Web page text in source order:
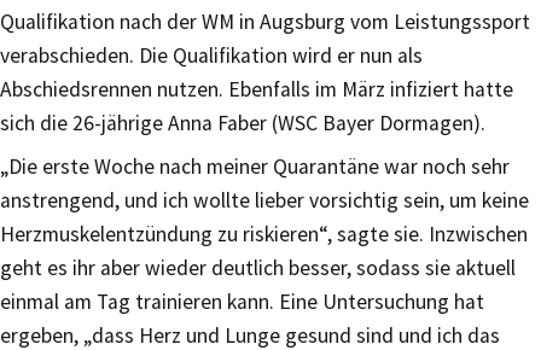
Qualifikation nach der WM in Augsburg vom Leistungssport
verabschieden. Die Qualifikation wird er nun als
Abschiedsrennen nutzen. Ebenfalls im März infiziert hatte
sich die 26-jährige Anna Faber (WSC Bayer Dormagen).
„Die erste Woche nach meiner Quarantäne war noch sehr
anstrengend, und ich wollte lieber vorsichtig sein, um keine
Herzmuskelentzündung zu riskieren“, sagte sie. Inzwischen
geht es ihr aber wieder deutlich besser, sodass sie aktuell
einmal am Tag trainieren kann. Eine Untersuchung hat
ergeben, „dass Herz und Lunge gesund sind und ich das